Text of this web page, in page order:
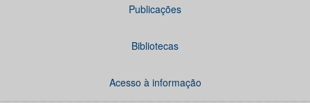
Publicações
Bibliotecas
Acesso à informação